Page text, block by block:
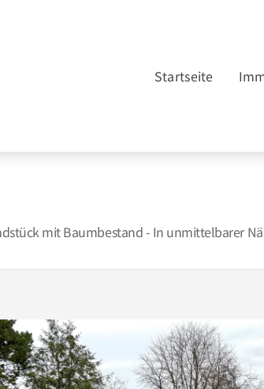
Startseite
mit Baumbestand - In unmittelbarer